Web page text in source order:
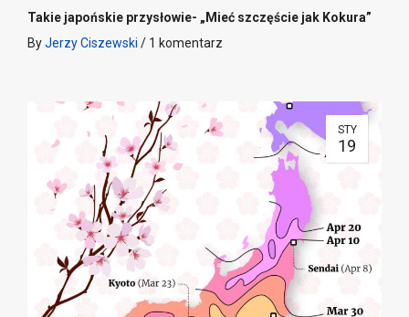
Takie japońskie przysłowie- „Mieć szczęście jak Kokura”
ByJerzy Ciszewski / 1 komentarz
STY
19